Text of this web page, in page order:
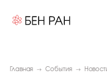
Главная События